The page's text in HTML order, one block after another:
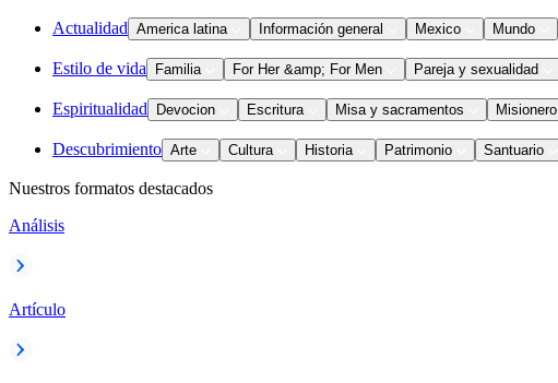
Actualidad America latina Información general Mexico Mundo
Estilo de vida Familia For Her &amp; For Men Pareja y sexualidad
Espiritualidad Devocion Escritura Misa y sacramentos Misionero
Descubrimiento Arte Cultura Historia Patrimonio Santuario
Nuestros formatos destacados
Análisis
Artículo